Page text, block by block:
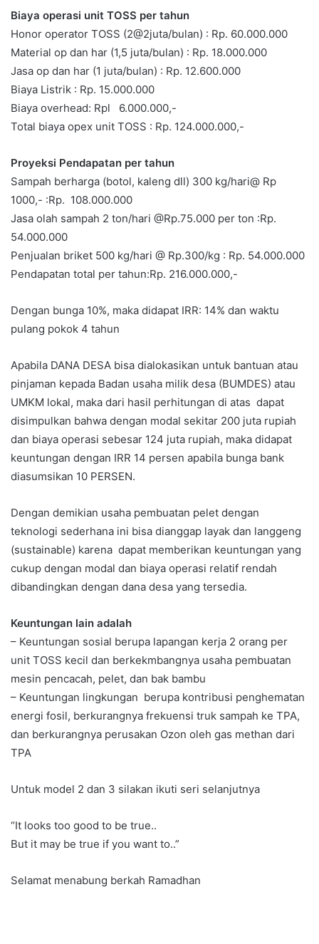
Biaya operasi unit TOSS per tahun
Honor operator TOSS (2@2juta/bulan) : Rp. 60.000.000
Material op dan har (1,5 juta/bulan) : Rp. 18.000.000
Jasa op dan har (1 juta/bulan) : Rp. 12.600.000
Biaya Listrik : Rp. 15.000.000
Biaya overhead: Rpl 6.000.000,-
Total biaya opex unit TOSS : Rp. 124.000.000,-
Proyeksi Pendapatan per tahun
Sampah berharga (botol, kaleng dll) 300 kg/hari@ Rp
1000,- :Rp. 108.000.000
Jasa olah sampah 2 ton/hari @Rp.75.000 per ton :Rp.
54.000.000
Penjualan briket 500 kg/hari @ Rp.300/kg : Rp. 54.000.000
Pendapatan total per tahun:Rp. 216.000.000,-
Dengan bunga 10%, maka didapat IRR: 14% dan waktu
pulang pokok 4 tahun
Apabila DANA DESA bisa dialokasikan untuk bantuan atau
pinjaman kepada Badan usaha milik desa (BUMDES) atau
UMKM lokal, maka dari hasil perhitungan di atas dapat
disimpulkan bahwa dengan modal sekitar 200 juta rupiah
dan biaya operasi sebesar 124 juta rupiah, maka didapat
keuntungan dengan IRR 14 persen apabila bunga bank
diasumsikan 10 PERSEN.
Dengan demikian usaha pembuatan pelet dengan
teknologi sederhana ini bisa dianggap layak dan langgeng
(sustainable) karena dapat memberikan keuntungan yang
cukup dengan modal dan biaya operasi relatif rendah
dibandingkan dengan dana desa yang tersedia.
Keuntungan lain adalah
– Keuntungan sosial berupa lapangan kerja 2 orang per
unit TOSS kecil dan berkekmbangnya usaha pembuatan
mesin pencacah, pelet, dan bak bambu
– Keuntungan lingkungan berupa kontribusi penghematan
energi fosil, berkurangnya frekuensi truk sampah ke TPA,
dan berkurangnya perusakan Ozon oleh gas methan dari
TPA
Untuk model 2 dan 3 silakan ikuti seri selanjutnya
“It looks too good to be true..
But it may be true if you want to..”
Selamat menabung berkah Ramadhan